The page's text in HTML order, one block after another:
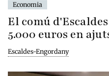
Economia
El comú
5.000 euros en
Escaldes-Engordany